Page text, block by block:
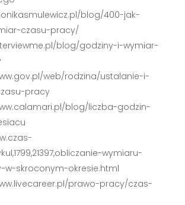
blog/400-jak-
czasu-pracy/
blog/godziny-i-wymiar-
web/rodzina/ustalanie-i-
pracy
blog/liczba-godzin-
wymiaru-
w-skroconym-okresie.html
prawo-pracy/czas-